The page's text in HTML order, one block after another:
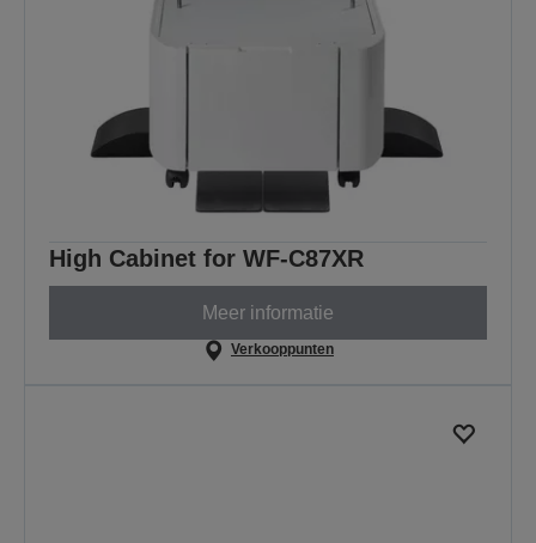
High Cabinet for WF-C87XR
Meer informatie
Verkooppunten